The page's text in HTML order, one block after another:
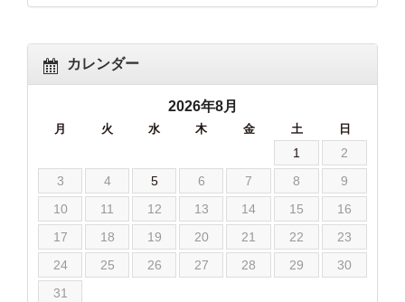
カレンダー
2026年8月
月 火 水 木 金 土 日
1
2
3
4 5 6 7 8
9
10
11 12 13 14 15
16
17
18 19 20 21 22
23
24
25 26 27 28 29
30
31